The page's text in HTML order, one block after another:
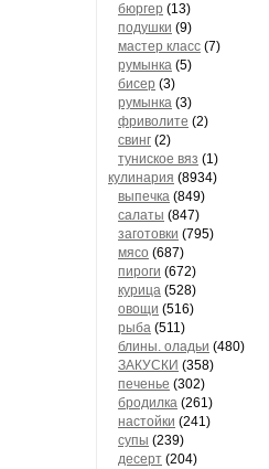
бюргер (13)
подушки (9)
мастер класс (7)
румынка (5)
бисер (3)
румынка (3)
фриволите (2)
свинг (2)
туниское вяз (1)
кулинария (8934)
выпечка (849)
салаты (847)
заготовки (795)
мясо (687)
пироги (672)
курица (528)
овощи (516)
рыба (511)
блины. оладьи (480)
ЗАКУСКИ (358)
печенье (302)
бродилка (261)
настойки (241)
супы (239)
десерт (204)